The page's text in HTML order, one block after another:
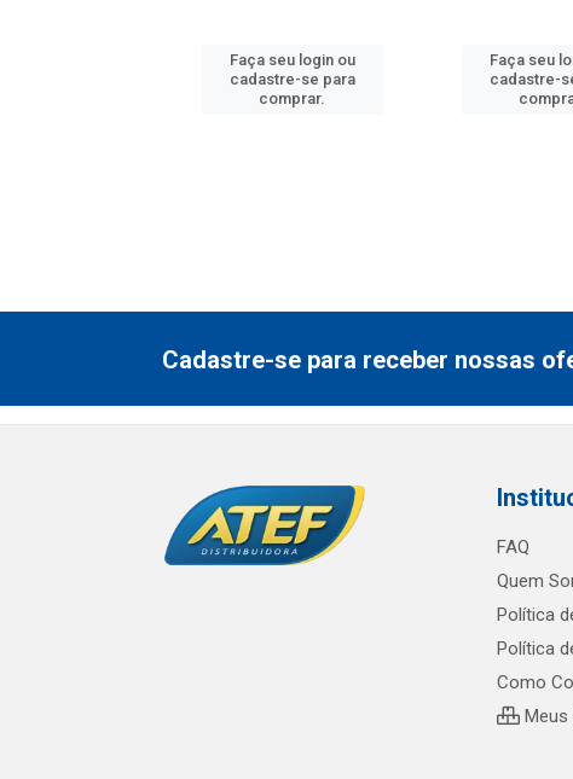
Faça seu login ou
cadastre-se para
comprar.
Faça seu
cadastre-
Cadastre-se para receber nossas
FAQ
Quem
Política
Política
Como
Meus